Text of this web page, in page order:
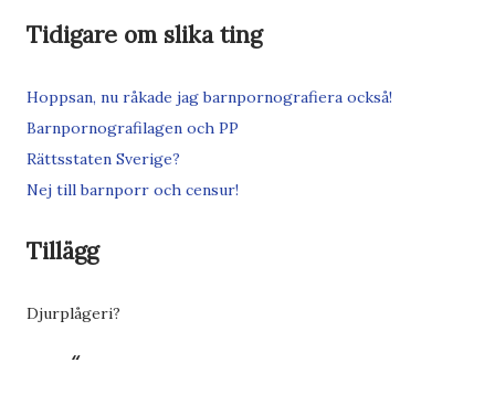
Tidigare om slika ting
Hoppsan, nu råkade jag barnpornografiera också!
Barnpornografilagen och PP
Rättsstaten Sverige?
Nej till barnporr och censur!
Tillägg
Djurplågeri?